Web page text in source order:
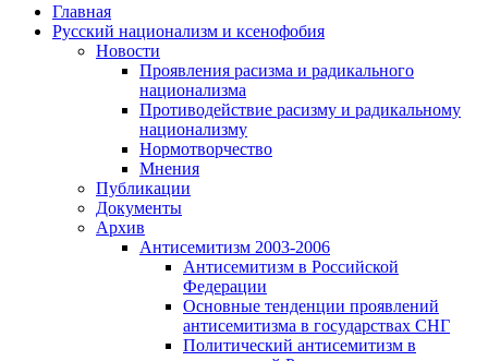
Главная
Русский национализм и ксенофобия
Новости
Проявления расизма и радикального
национализма
Противодействие расизму и радикальному
национализму
Нормотворчество
Мнения
Публикации
Документы
Архив
Антисемитизм 2003-2006
Антисемитизм в Российской
Федерации
Основные тенденции проявлений
антисемитизма в государствах СНГ
Политический антисемитизм в